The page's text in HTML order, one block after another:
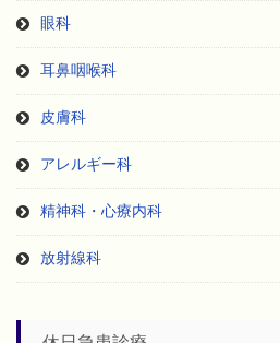
眼科
耳鼻咽喉科
皮膚科
アレルギー科
精神科・心療内科
放射線科